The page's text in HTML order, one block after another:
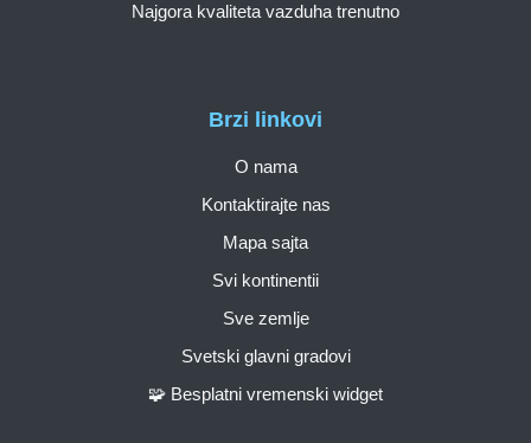
Brzi linkovi
O nama
Kontaktirajte nas
Mapa sajta
Svi kontinentii
Sve zemlje
Svetski glavni gradovi
🧩 Besplatni vremenski widget
Najgora kvaliteta vazduha trenutno